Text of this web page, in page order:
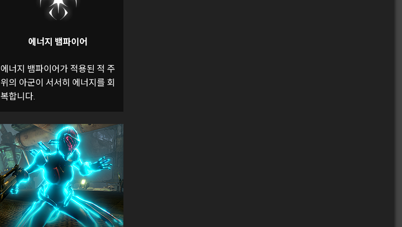
에너지 뱀파이어
에너지 뱀파이어가 적용된 적 주
위의 아군이 서서히 에너지를 회
복합니다.